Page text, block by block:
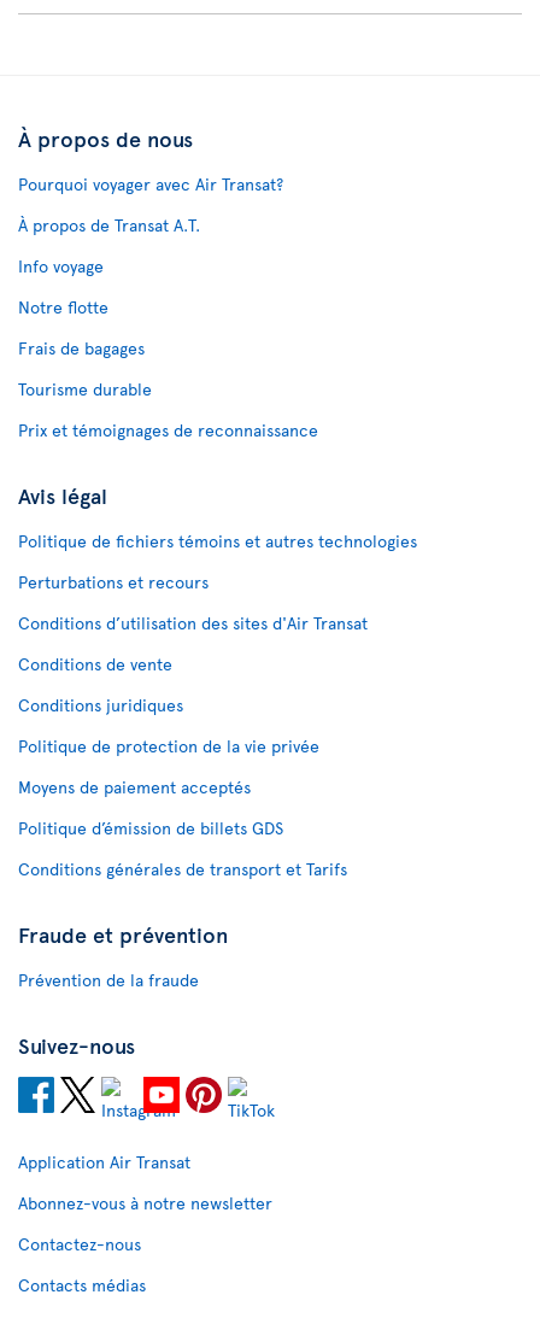
À propos de nous
Pourquoi voyager avec Air Transat?
À propos de Transat A.T.
Info voyage
Notre flotte
Frais de bagages
Tourisme durable
Prix et témoignages de reconnaissance
Avis légal
Politique de fichiers témoins et autres technologies
Perturbations et recours
Conditions d’utilisation des sites d'Air Transat
Conditions de vente
Conditions juridiques
Politique de protection de la vie privée
Moyens de paiement acceptés
Politique d’émission de billets GDS
Conditions générales de transport et Tarifs
Fraude et prévention
Prévention de la fraude
Suivez-nous
Application Air Transat
Abonnez-vous à notre newsletter
Contactez-nous
Contacts médias